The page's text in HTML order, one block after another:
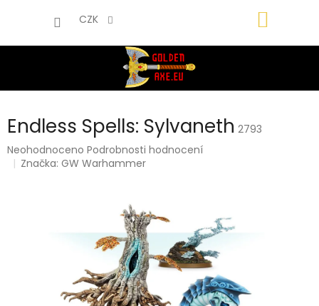
CZK
Endless Spells: Sylvaneth 2793
Průměrné
hodnocení
Neohodnoceno Podrobnosti hodnocení
Značka:GW Warhammer